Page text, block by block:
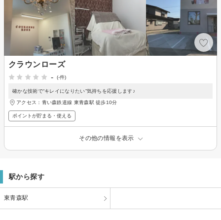
クラウンローズ
-
(-件)
確かな技術で“キレイになりたい”気持ちを応援します♪
アクセス：青い森鉄道線 東青森駅 徒歩10分
ポイントが貯まる・使える
その他の情報を表示
駅から探す
東青森駅